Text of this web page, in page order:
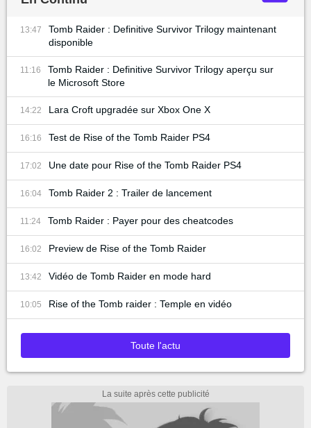
13:47
Tomb Raider : Definitive Survivor Trilogy maintenant
disponible
11:16
Tomb Raider : Definitive Survivor Trilogy aperçu sur
le Microsoft Store
14:22 Lara Croft upgradée sur Xbox One X
16:16 Test de Rise of the Tomb Raider PS4
17:02 Une date pour Rise of the Tomb Raider PS4
16:04 Tomb Raider 2 : Trailer de lancement
11:24 Tomb Raider : Payer pour des cheatcodes
16:02 Preview de Rise of the Tomb Raider
13:42 Vidéo de Tomb Raider en mode hard
10:05 Rise of the Tomb raider : Temple en vidéo
Toute l'actu